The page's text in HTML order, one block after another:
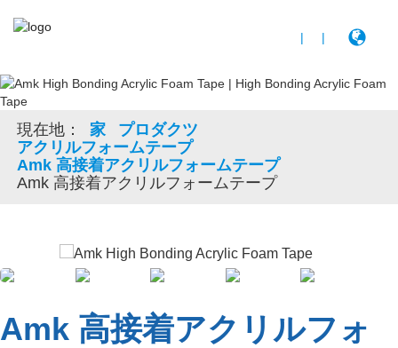
| |
現在地： 家
プロダクツ
アクリルフォームテープ
Amk 高接着アクリルフォームテープ
Amk 高接着アクリルフォームテープ
Amk 高接着アクリルフォ